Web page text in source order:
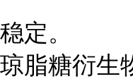
稳定。
琼脂糖衍生